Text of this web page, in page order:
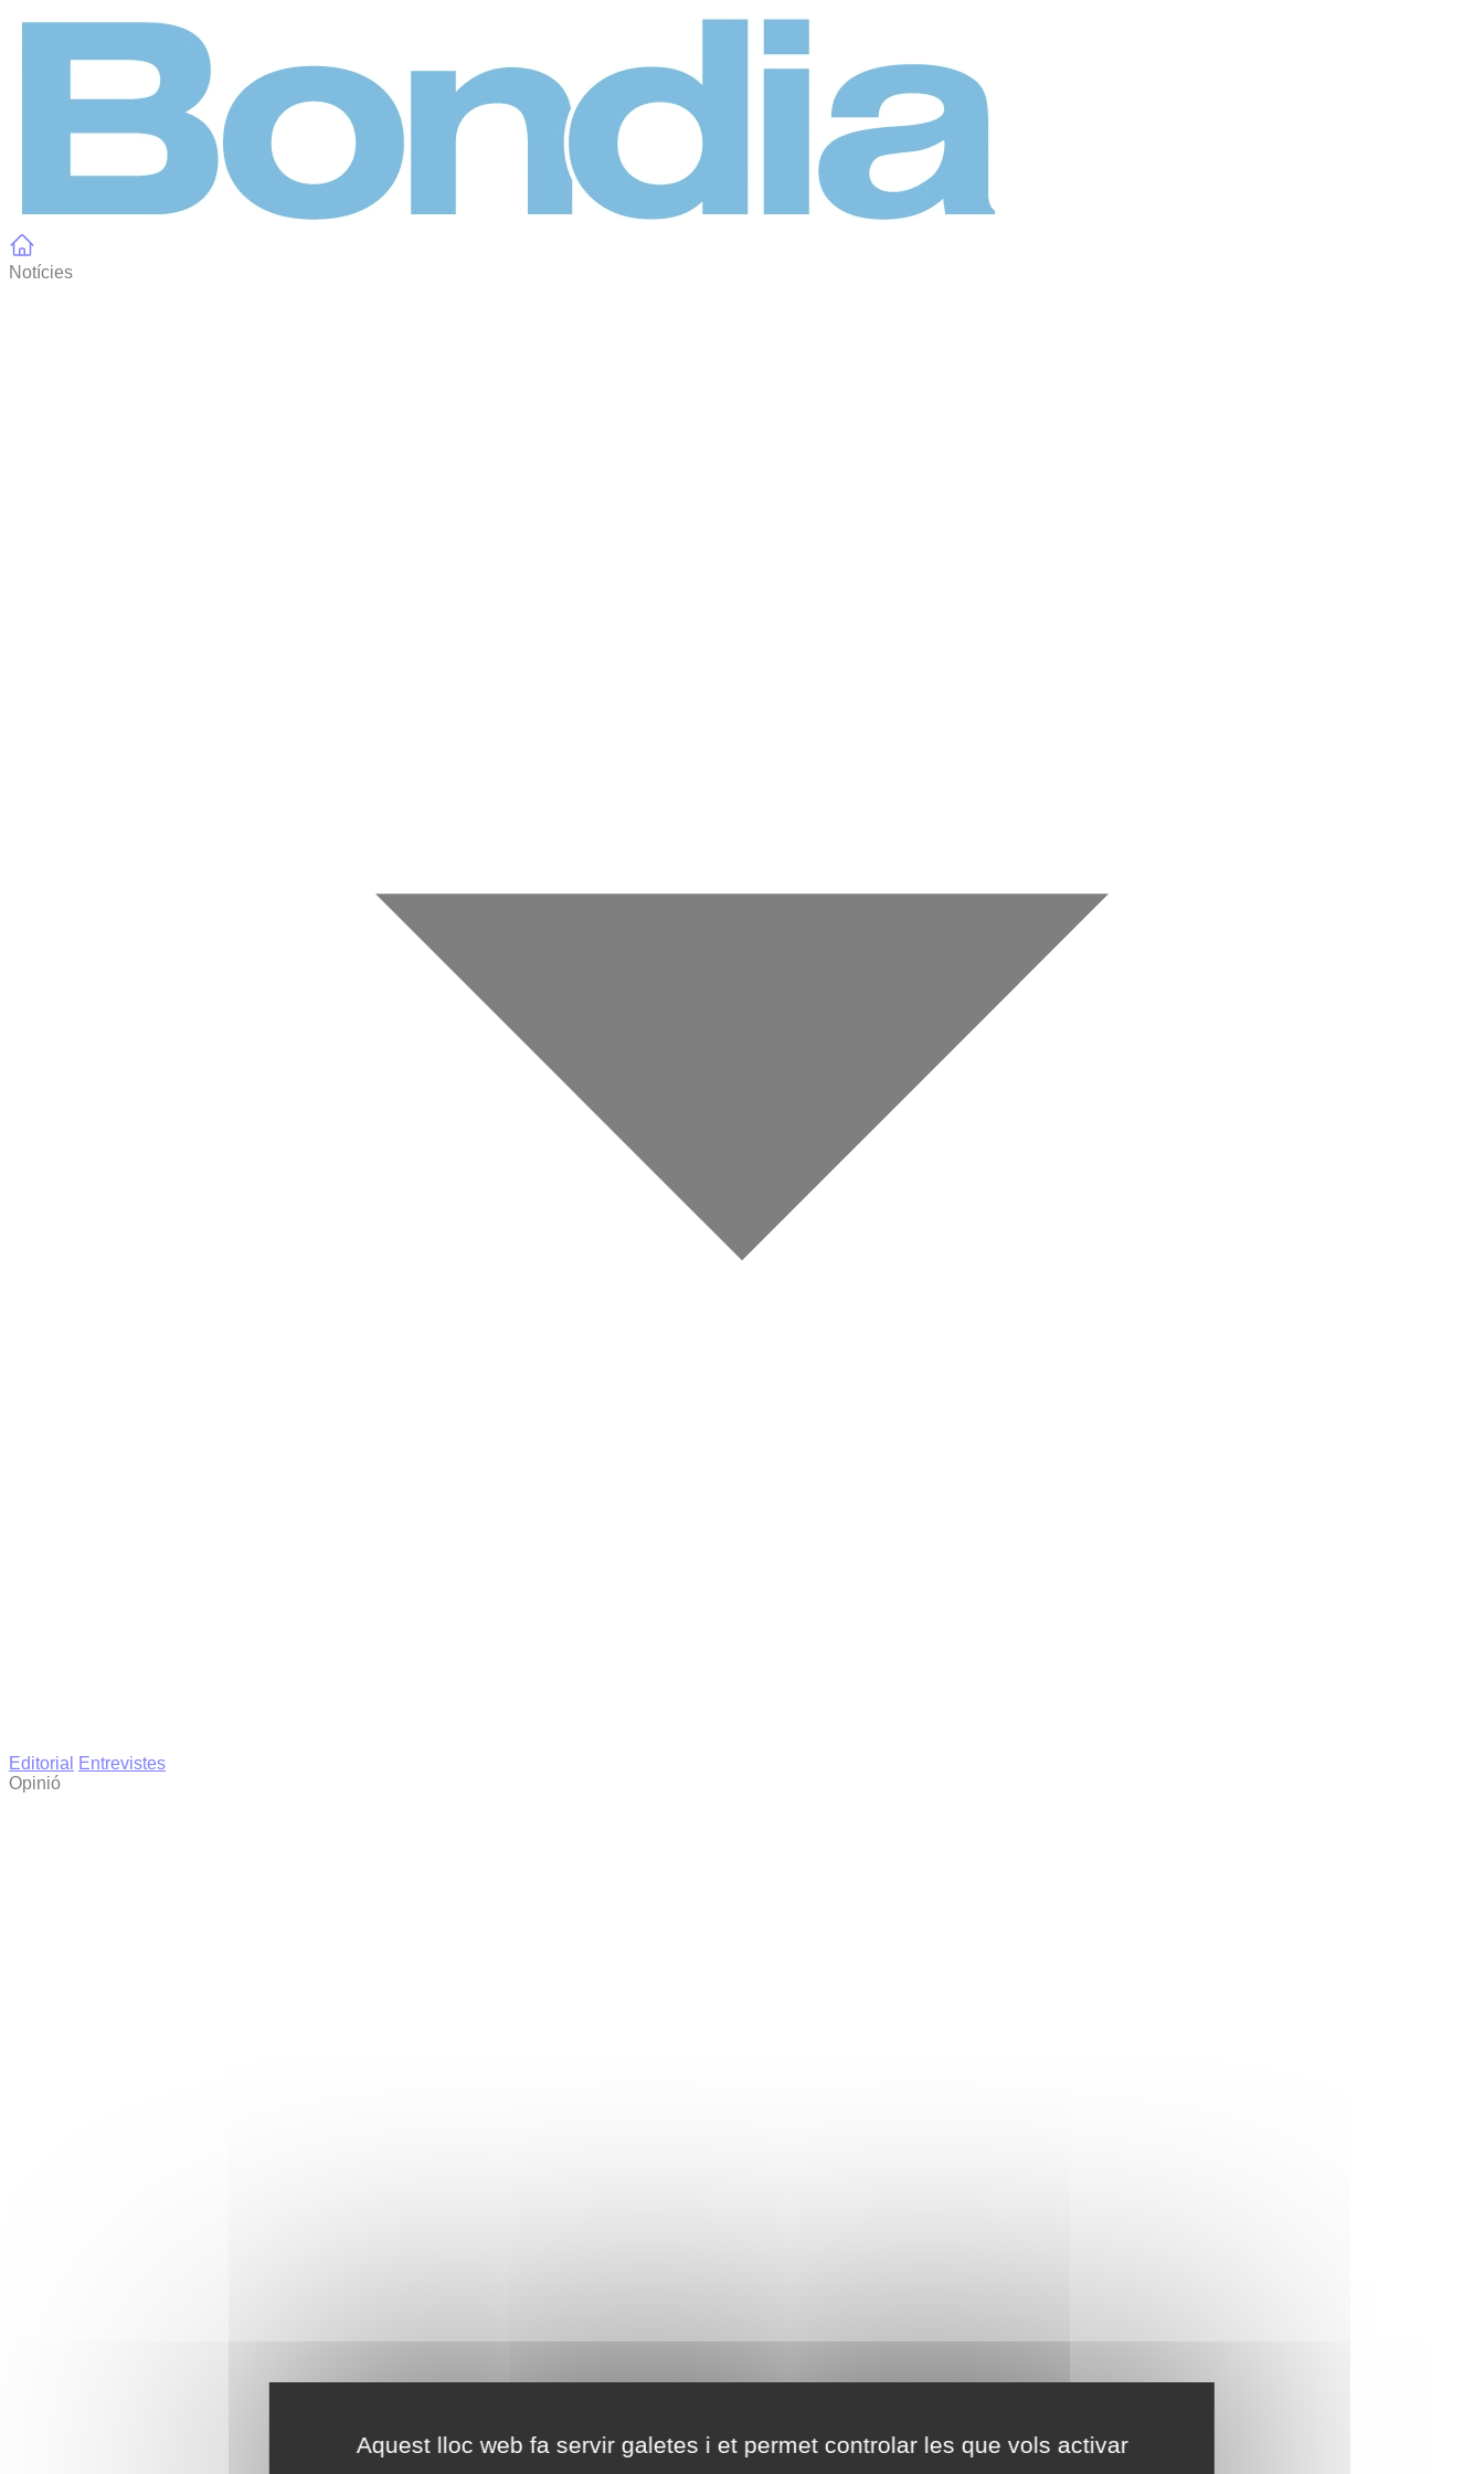
Aquest lloc web fa servir galetes i et permet controlar les que vols activar
Notícies
Editorial
Entrevistes
Opinió